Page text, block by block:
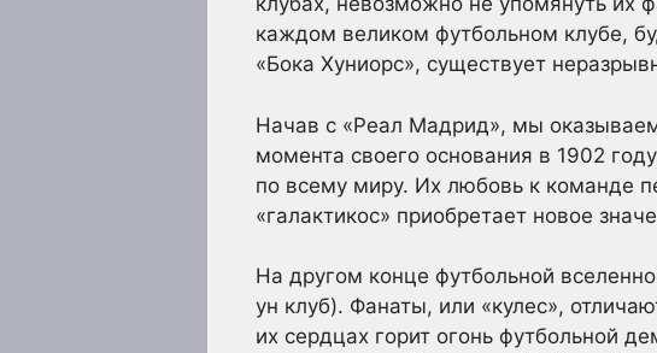
каждом великом футбольном клубе,
«Бока Хуниорс», существует
Начав с «Реал Мадрид», мы
момента своего основания в 1902
по всему миру. Их любовь к команде
«галактикос» приобретает новое
На другом конце футбольной
ун клуб). Фанаты, или «кулес»,
их сердцах горит огонь футбольной